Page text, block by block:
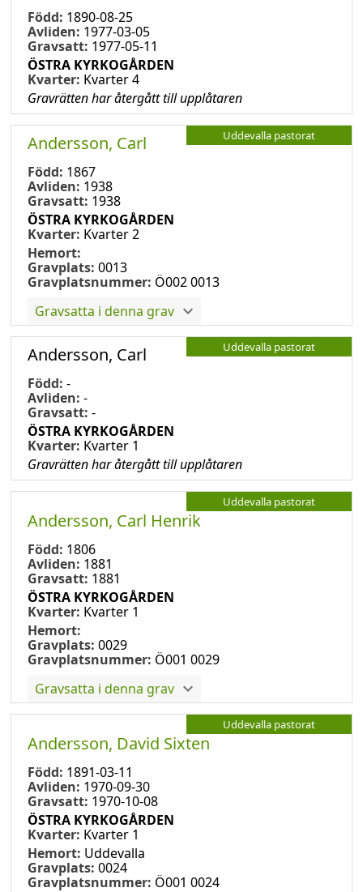
Född: 1890-08-25
Avliden: 1977-03-05
Gravsatt: 1977-05-11
ÖSTRA KYRKOGÅRDEN
Kvarter: Kvarter 4
Gravrätten har återgått till upplåtaren
Uddevalla pastorat
Andersson, Carl
Född: 1867
Avliden: 1938
Gravsatt: 1938
ÖSTRA KYRKOGÅRDEN
Kvarter: Kvarter 2
Hemort:
Gravplats: 0013
Gravplatsnummer: Ö002 0013
Gravsatta i denna grav
Uddevalla pastorat
Andersson, Carl
Född: -
Avliden: -
Gravsatt: -
ÖSTRA KYRKOGÅRDEN
Kvarter: Kvarter 1
Gravrätten har återgått till upplåtaren
Uddevalla pastorat
Andersson, Carl Henrik
Född: 1806
Avliden: 1881
Gravsatt: 1881
ÖSTRA KYRKOGÅRDEN
Kvarter: Kvarter 1
Hemort:
Gravplats: 0029
Gravplatsnummer: Ö001 0029
Gravsatta i denna grav
Uddevalla pastorat
Andersson, David Sixten
Född: 1891-03-11
Avliden: 1970-09-30
Gravsatt: 1970-10-08
ÖSTRA KYRKOGÅRDEN
Kvarter: Kvarter 1
Hemort: Uddevalla
Gravplats: 0024
Gravplatsnummer: Ö001 0024